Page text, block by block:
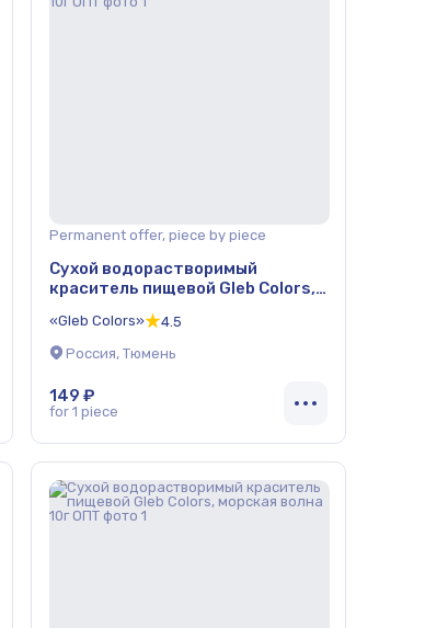
Permanent offer, piece by piece
Сухой водорастворимый
краситель пищевой Gleb Colors,
«Gleb Colors»
4.5
Россия, Тюмень
149 ₽
for 1 piece